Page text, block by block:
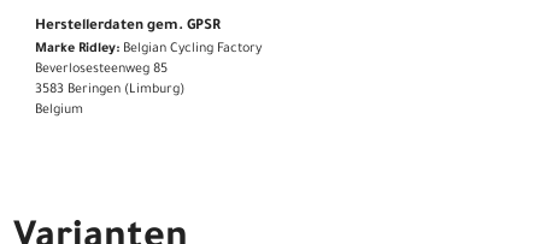
Herstellerdaten gem. GPSR
Marke Ridley: Belgian Cycling Factory
Beverlosesteenweg 85
3583 Beringen (Limburg)
Belgium